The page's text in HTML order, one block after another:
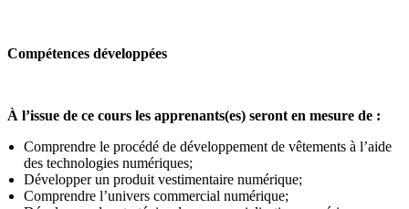
Compétences développées
À l’issue de ce cours les apprenants(es) seront en mesure de :
Comprendre le procédé de développement de vêtements à l’aide
des technologies numériques;
Développer un produit vestimentaire numérique;
Comprendre l’univers commercial numérique;